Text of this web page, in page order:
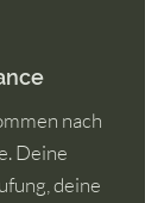
nach
Deine
deine